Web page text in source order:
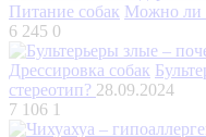
Питание собак Можно ли
6 245 0
Дрессировка собак
стереотип? 28.09.2024
7 106 1